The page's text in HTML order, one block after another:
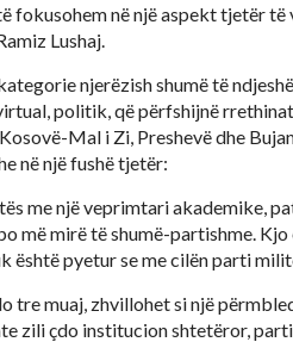
fokusohem në një aspekt tjetër
Lushaj.
njerëzish shumë të
politik, që përfshijnë
Mal i Zi, Preshevë dhe
në një fushë tjetër:
me një veprimtari akademike,
më mirë të shumë-partishme.
është pyetur se me cilën parti
tre muaj, zhvillohet si një
zili çdo institucion shtetëror,